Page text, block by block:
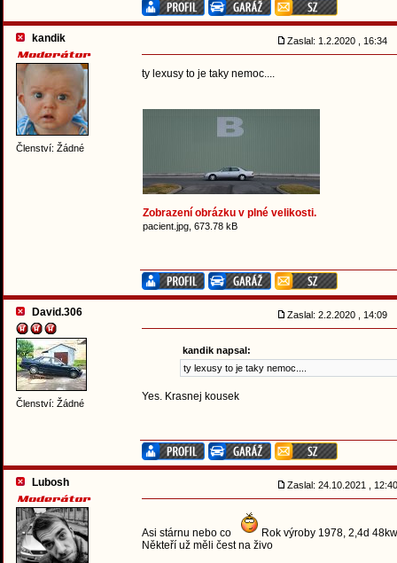
kandik
Členství: Žádné
Zaslal: 1.2.2020 , 16:34
ty lexusy to je taky nemoc....
Zobrazení obrázku v plné velikosti.
pacient.jpg, 673.78 kB
David.306
Členství: Žádné
Zaslal: 2.2.2020 , 14:09
kandik napsal:
ty lexusy to je taky nemoc....
Yes. Krasnej kousek
Lubosh Zaslal: 24.10.2021 ,
Asi stárnu nebo co
Rok výroby 1978, 2,4d
Někteří už měli čest na živo